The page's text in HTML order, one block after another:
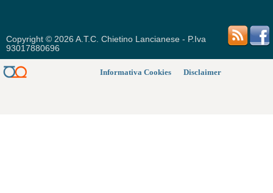
Copyright © 2026 A.T.C. Chietino Lancianese - P.Iva
93017880696
Disclaimer
Informativa Cookies